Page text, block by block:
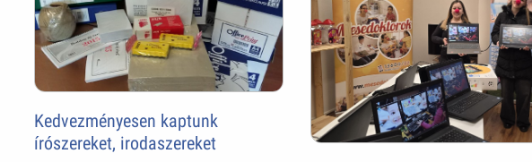
Kedvezményesen kaptunk
írószereket, irodaszereket